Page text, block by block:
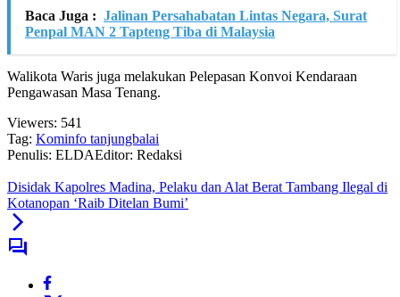
Baca Juga : Jalinan Persahabatan Lintas Negara, Surat
Penpal MAN 2 Tapteng Tiba di Malaysia
Walikota Waris juga melakukan Pelepasan Konvoi Kendaraan
Pengawasan Masa Tenang.
Viewers: 541
Tag: Kominfo tanjungbalai
Penulis: ELDAEditor: Redaksi
Disidak Kapolres Madina, Pelaku dan Alat Berat Tambang Ilegal di
Kotanopan ‘Raib Ditelan Bumi’